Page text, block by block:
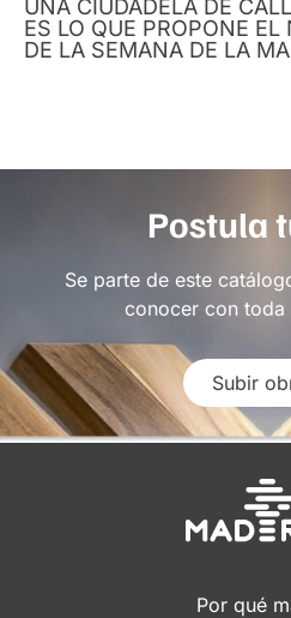
UNA CIUDADELA DE
ES LO QUE PROPONE EL
DE LA SEMANA DE LA
Postula
Se parte de este
conocer con toda
Subir
Por qué